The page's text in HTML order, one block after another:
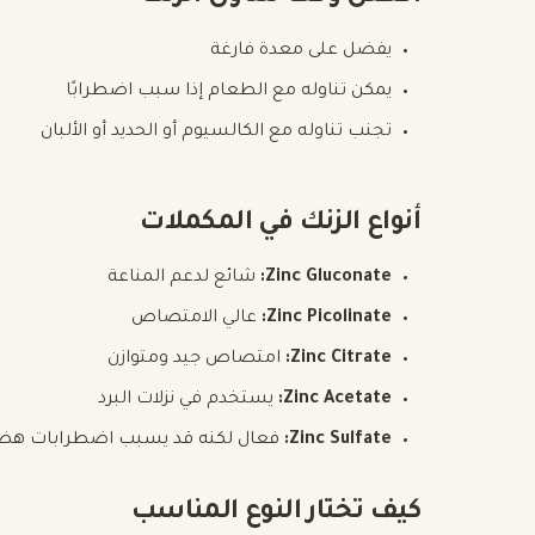
يفضل على معدة فارغة
يمكن تناوله مع الطعام إذا سبب اضطرابًا
تجنب تناوله مع الكالسيوم أو الحديد أو الألبان
أنواع الزنك في المكملات
Zinc Gluconate: شائع لدعم المناعة
Zinc Picolinate: عالي الامتصاص
Zinc Citrate: امتصاص جيد ومتوازن
Zinc Acetate: يستخدم في نزلات البرد
Zinc Sulfate: فعال لكنه قد يسبب اضطرابات
كيف تختار النوع المناسب